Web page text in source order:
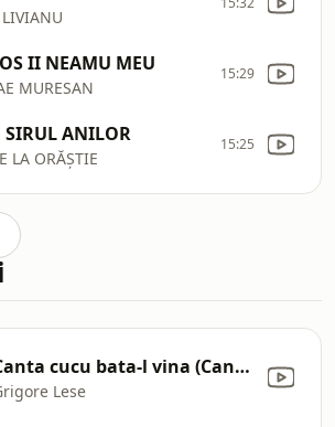
II NEAMU MEU
MURESAN
15:29
SIRUL ANILOR
LA ORĂȘTIE
15:25
Canta cucu bata-l vina (Cantec despre Bucovina)
Lese